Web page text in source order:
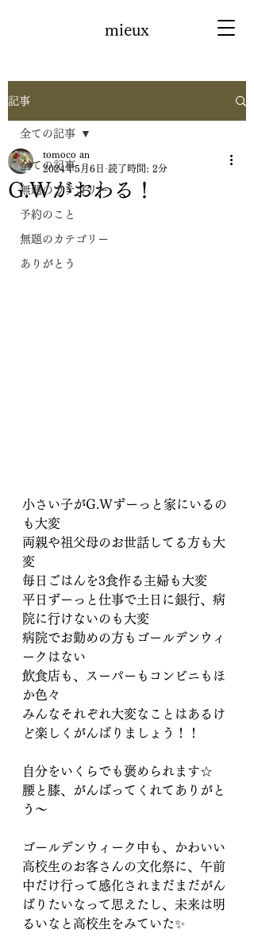
mieux
記事
全ての記事
無題のカテゴリー
予約のこと
無題のカテゴリー
ありがとう
全ての記事
G.Wがおわる！
tomoco an
2024年5月6日 読了時間: 2分
小さい子がG.Wずーっと家にいるの
も大変
両親や祖父母のお世話してる方も大
変
毎日ごはんを3食作る主婦も大変
平日ずーっと仕事で土日に銀行、病
院に行けないのも大変
病院でお勤めの方もゴールデンウィ
ークはない
飲食店も、スーパーもコンビニもほ
か色々
みんなそれぞれ大変なことはあるけ
ど楽しくがんばりましょう！！
自分をいくらでも褒められます☆
腰と膝、がんばってくれてありがと
う〜
ゴールデンウィーク中も、かわいい
高校生のお客さんの文化祭に、午前
中だけ行って感化されまだまだがん
ばりたいなって思えたし、未来は明
るいなと高校生をみていた✨